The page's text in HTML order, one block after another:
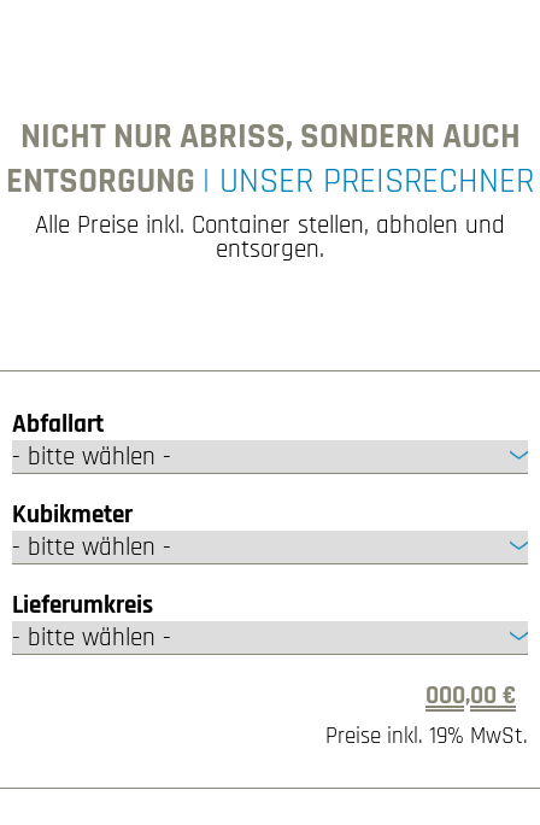
NICHT NUR ABRISS, SONDERN AUCH
ENTSORGUNG | UNSER PREISRECHNER
Alle Preise inkl. Container stellen, abholen und
entsorgen.
Abfallart
Kubikmeter
Lieferumkreis
000,00 €
Preise inkl. 19% MwSt.